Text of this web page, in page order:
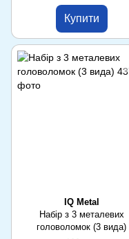
Купити
IQ Metal
Набір з 3 металевих
головоломок (3 вида)